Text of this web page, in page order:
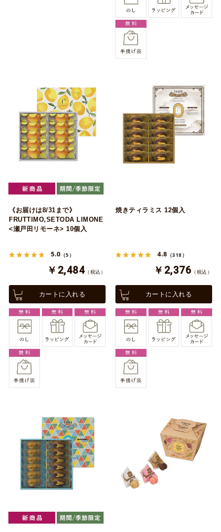
《お届けは8/31まで》
FRUTTIMO,SETODA LIMONE
<瀬戸田リモーネ> 10個入
5.0 （5）
￥2,484 （税込）
カートに入れる
焼きティラミス 12個入
4.8 （318）
￥2,376 （税込）
カートに入れる